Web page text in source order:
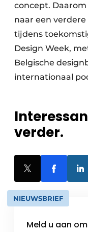
concept.
naar een
tijdens
Design Week,
Belgische
internationaal
verder.
NIEUWSBRIEF
Meld u aan